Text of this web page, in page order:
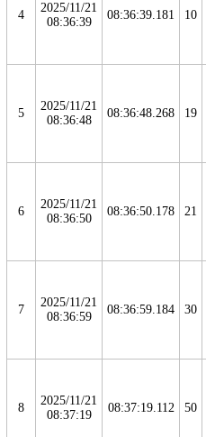
4
2025/11/21
08:36:39
08:36:39.181 10
5
2025/11/21
08:36:48
08:36:48.268 19
6
2025/11/21
08:36:50
08:36:50.178 21
7
2025/11/21
08:36:59
08:36:59.184 30
8
2025/11/21
08:37:19
08:37:19.112 50